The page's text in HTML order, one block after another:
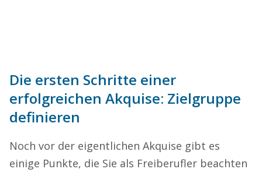
Die ersten Schritte einer
erfolgreichen Akquise: Zielgruppe
definieren
Noch vor der eigentlichen Akquise gibt es
einige Punkte, die Sie als Freiberufler beachten